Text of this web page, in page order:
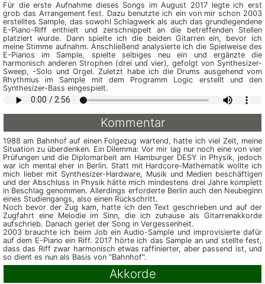
Für die erste Aufnahme dieses Songs im August 2017 legte ich erst
grob das Arrangement fest. Dazu benutzte ich ein von mir schon 2003
erstelltes Sample, das sowohl Schlagwerk als auch das grundlegendene
E-Piano-Riff enthielt und zerschnippelt an die betreffenden Stellen
platziert wurde. Dann spielte ich die beiden Gitarren ein, bevor ich
meine Stimme aufnahm. Anschließend analysierte ich die Spielweise des
E-Pianos im Sample, spielte selbiges neu ein und ergänzte die
harmonisch anderen Strophen (drei und vier), gefolgt von Synthesizer-
Sweep, -Solo und Orgel. Zuletzt habe ich die Drums ausgehend vom
Rhythmus im Sample mit dem Programm Logic erstellt und den
Synthesizer-Bass eingespielt.
Kommentar
1988 am Bahnhof auf einen Folgezug wartend, hatte ich viel Zeit, meine
Situation zu überdenken. Ein Dilemma: Vor mir lag nur noch eine von vier
Prüfungen und die Diplomarbeit am Hamburger DESY in Physik, jedoch
war ich mental eher in Berlin. Statt mit Hardcore-Mathematik wollte ich
mich lieber mit Synthesizer-Hardware, Musik und Medien beschäftigen
und der Abschluss in Physik hätte mich mindestens drei Jahre komplett
in Beschlag genommen. Allerdings erforderte Berlin auch den Neubeginn
eines Studiengangs, also einen Rückschritt.
Noch bevor der Zug kam, hatte ich den Text geschrieben und auf der
Zugfahrt eine Melodie im Sinn, die ich zuhause als Gitarrenakkorde
aufschrieb. Danach geriet der Song in Vergessenheit.
2003 brauchte ich beim Job ein Audio-Sample und improvisierte dafür
auf dem E-Piano ein Riff. 2017 hörte ich das Sample an und stellte fest,
dass das Riff zwar harmonisch etwas raffinierter, aber passend ist, und
so dient es nun als Basis von "Bahnhof".
Akkorde